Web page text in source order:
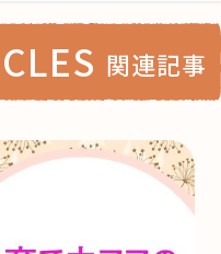
関連記事